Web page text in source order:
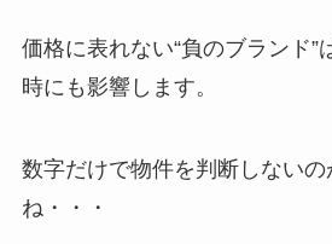
価格に表れない“負のブランド”
時にも影響します。
数字だけで物件を判断しないの
ね・・・